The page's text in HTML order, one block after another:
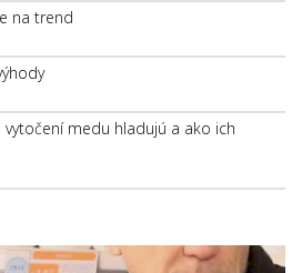
na trend
vytočení medu hladujú a ako ich